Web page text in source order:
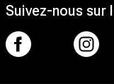
Suivez-nous sur